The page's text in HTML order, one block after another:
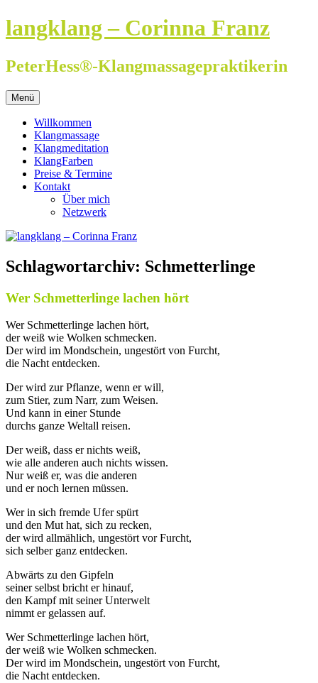
Zum
Inhalt
langklang – Corinna Franz
PeterHess®-Klangmassagepraktikerin
Menü
Willkommen
Klangmassage
Klangmeditation
KlangFarben
Preise & Termine
Kontakt
Über mich
Netzwerk
Schlagwortarchiv: Schmetterlinge
Wer Schmetterlinge lachen hört
Wer Schmetterlinge lachen hört,
der weiß wie Wolken schmecken.
Der wird im Mondschein, ungestört von Furcht,
die Nacht entdecken.
Der wird zur Pflanze, wenn er will,
zum Stier, zum Narr, zum Weisen.
Und kann in einer Stunde
durchs ganze Weltall reisen.
Der weiß, dass er nichts weiß,
wie alle anderen auch nichts wissen.
Nur weiß er, was die anderen
und er noch lernen müssen.
Wer in sich fremde Ufer spürt
und den Mut hat, sich zu recken,
der wird allmählich, ungestört vor Furcht,
sich selber ganz entdecken.
Abwärts zu den Gipfeln
seiner selbst bricht er hinauf,
den Kampf mit seiner Unterwelt
nimmt er gelassen auf.
Wer Schmetterlinge lachen hört,
der weiß wie Wolken schmecken.
Der wird im Mondschein, ungestört von Furcht,
die Nacht entdecken.